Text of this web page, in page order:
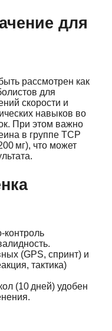
для
рассмотрен как
для
скорости и
навыков во
При этом важно
в группе TCP
мг), что может
(GPS, спринт) и
тактика)
(10 дней) удобен